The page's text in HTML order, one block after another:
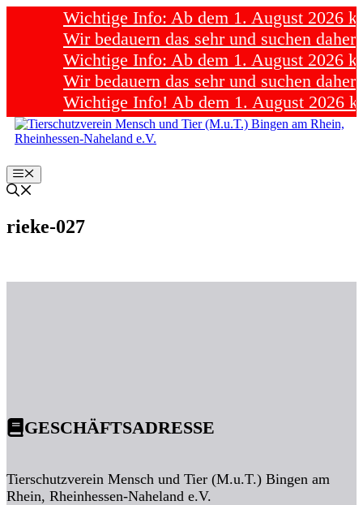
Wichtige Info: Ab dem 1. August 2026
Wir bedauern das sehr und suchen
Wichtige Info: Ab dem 1. August 2026
Wir bedauern das sehr und suchen
Wichtige Info! Ab dem 1. August 2026
Zum
Inhalt
Menü
rieke-027
GESCHÄFTSADRESSE
Tierschutzverein Mensch und Tier (M.u.T.) Bingen am
Rhein, Rheinhessen-Naheland e.V.